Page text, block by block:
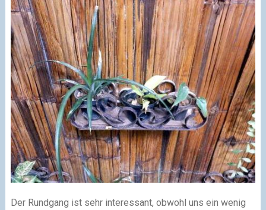
Der Rundgang ist sehr interessant, obwohl uns ein wenig